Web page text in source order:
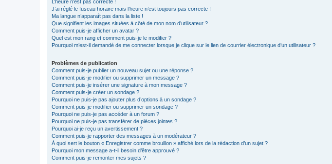
L’heure n’est pas correcte !
J’ai réglé le fuseau horaire mais l’heure n’est toujours pas correcte !
Ma langue n’apparaît pas dans la liste !
Que signifient les images situées à côté de mon nom d’utilisateur ?
Comment puis-je afficher un avatar ?
Quel est mon rang et comment puis-je le modifier ?
Pourquoi m’est-il demandé de me connecter lorsque je clique sur le lien de courrier électronique d’un utilisateur ?
Problèmes de publication
Comment puis-je publier un nouveau sujet ou une réponse ?
Comment puis-je modifier ou supprimer un message ?
Comment puis-je insérer une signature à mon message ?
Comment puis-je créer un sondage ?
Pourquoi ne puis-je pas ajouter plus d’options à un sondage ?
Comment puis-je modifier ou supprimer un sondage ?
Pourquoi ne puis-je pas accéder à un forum ?
Pourquoi ne puis-je pas transférer de pièces jointes ?
Pourquoi ai-je reçu un avertissement ?
Comment puis-je rapporter des messages à un modérateur ?
À quoi sert le bouton « Enregistrer comme brouillon » affiché lors de la rédaction d’un sujet ?
Pourquoi mon message a-t-il besoin d’être approuvé ?
Comment puis-je remonter mes sujets ?